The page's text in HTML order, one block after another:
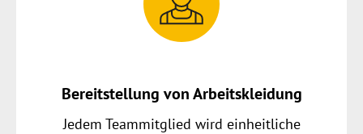
Bereitstellung von Arbeitskleidung
Jedem Teammitglied wird einheitliche